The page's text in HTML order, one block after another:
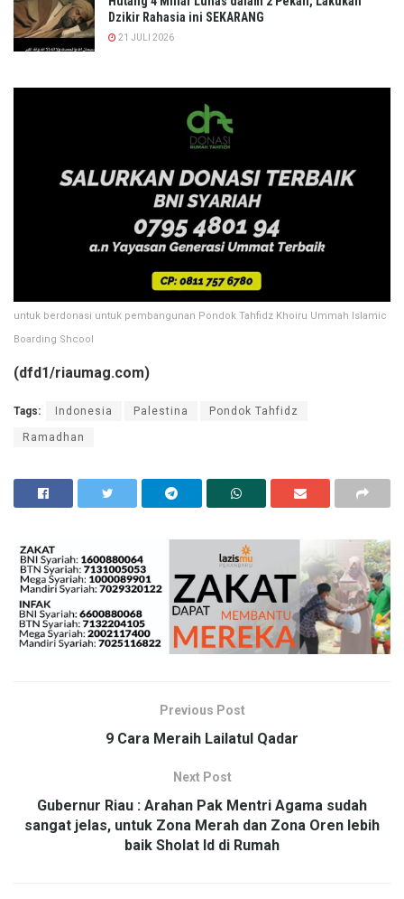
Dzikir Rahasia ini SEKARANG
21 JULI 2026
untuk berdonasi untuk pembangunan Pondok Tahfidz Khoiru Ummah Islamic
Boarding Shcool
(dfd1/riaumag.com)
Tags: Indonesia Palestina Pondok Tahfidz
Ramadhan
Previous Post
9 Cara Meraih Lailatul Qadar
Next Post
Gubernur Riau : Arahan Pak Mentri Agama sudah
sangat jelas, untuk Zona Merah dan Zona Oren lebih
baik Sholat Id di Rumah